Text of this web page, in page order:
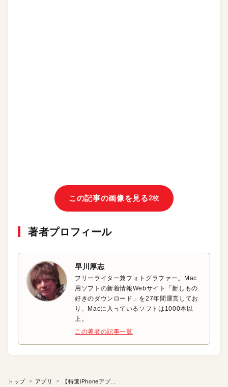
この記事の画像を見る2枚
著者プロフィール
早川厚志
フリーライター兼フォトグラファー。Mac
用ソフトの新着情報Webサイト「新しもの
好きのダウンロード」を27年間運営してお
り、Macに入っているソフトは1000本以
上。
この著者の記事一覧
トップ アプリ 【特選iPhoneアプリ】タクシー料金をマップからカンタン算出！